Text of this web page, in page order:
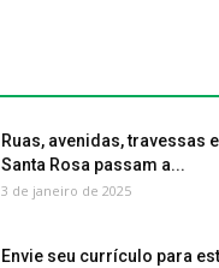
Ruas, avenidas, travessas
Santa Rosa passam a...
3 de janeiro de 2025
Envie seu currículo para